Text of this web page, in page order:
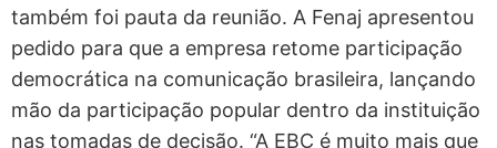
também foi pauta da reunião. A Fenaj apresentou
pedido para que a empresa retome participação
democrática na comunicação brasileira, lançando
mão da participação popular dentro da instituição
nas tomadas de decisão. “A EBC é muito mais que